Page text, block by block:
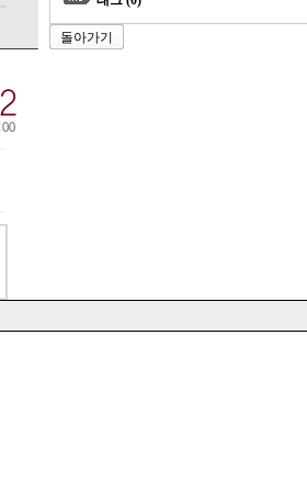
돌아가기